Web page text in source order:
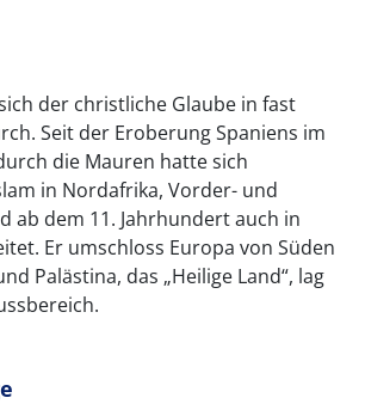
der christliche Glaube in fast
Seit der Eroberung Spaniens im
die Mauren hatte sich
in Nordafrika, Vorder- und
ab dem 11. Jahrhundert auch in
Er umschloss Europa von Süden
Palästina, das „Heilige Land“, lag